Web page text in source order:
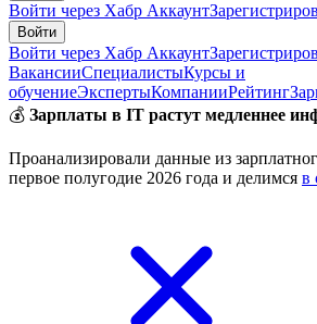
Войти через Хабр Аккаунт
Войти
Войти через Хабр Аккаунт
ВакансииСпециалистыКурсы и
обучениеЭкспертыКомпанииРейтинг
💰 Зарплаты в IT растут медленнее
Проанализировали данные из
первое полугодие 2026 года и делимся в